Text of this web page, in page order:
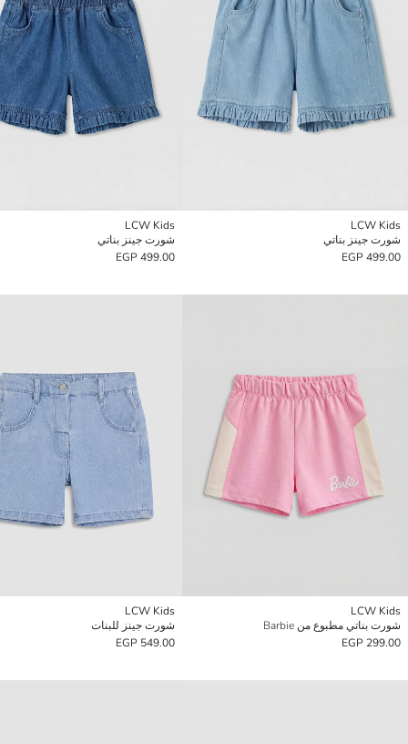
LCW Kids
شورت جينز بناتي
499.00 EGP
LCW Kids
شورت جينز بناتي
499.00 EGP
LCW Kids
شورت بناتي مطبوع من Barbie
299.00 EGP
LCW Kids
شورت جينز للبنات
549.00 EGP